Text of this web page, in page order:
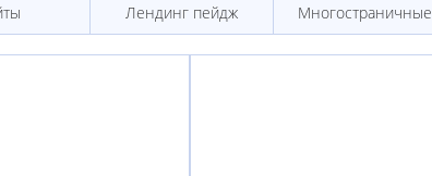
Лендинг пейдж Многостраничные